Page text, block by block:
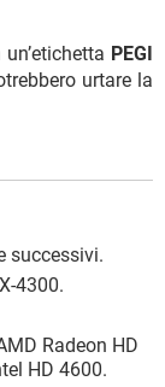
PEGI
urtare la
successivi.
4300.
Radeon HD
HD 4600.